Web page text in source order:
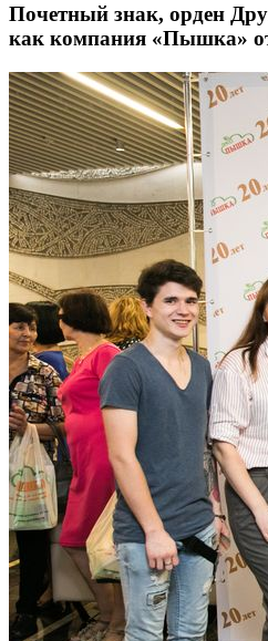
Почетный знак, орден
как компания «Пышка»